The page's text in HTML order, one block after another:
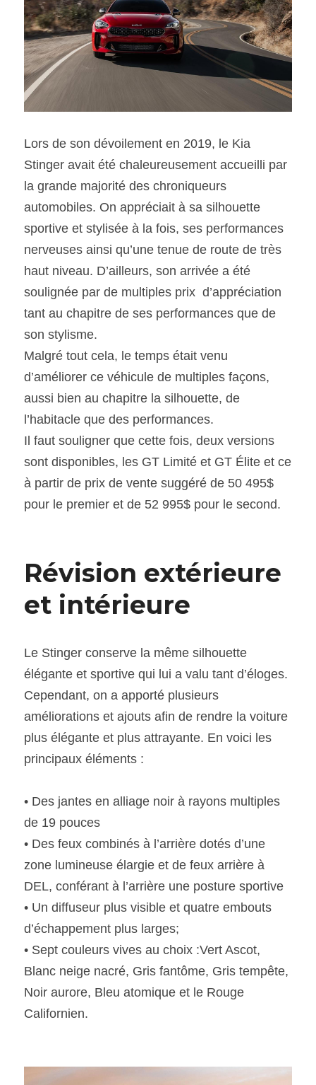
SOUMISSION RAPIDE
ASSURANCE
Lors de son dévoilement en 2019, le Kia
Stinger avait été chaleureusement accueilli par
la grande majorité des chroniqueurs
automobiles. On appréciait à sa silhouette
sportive et stylisée à la fois, ses performances
nerveuses ainsi qu’une tenue de route de très
haut niveau. D’ailleurs, son arrivée a été
soulignée par de multiples prix  d’appréciation
tant au chapitre de ses performances que de
son stylisme.
Malgré tout cela, le temps était venu
d’améliorer ce véhicule de multiples façons,
aussi bien au chapitre la silhouette, de
l’habitacle que des performances.
Il faut souligner que cette fois, deux versions
sont disponibles, les GT Limité et GT Élite et ce
à partir de prix de vente suggéré de 50 495$
pour le premier et de 52 995$ pour le second.
Révision extérieure
et intérieure
Le Stinger conserve la même silhouette
élégante et sportive qui lui a valu tant d’éloges.
Cependant, on a apporté plusieurs
améliorations et ajouts afin de rendre la voiture
plus élégante et plus attrayante. En voici les
principaux éléments :
• Des jantes en alliage noir à rayons multiples
de 19 pouces
• Des feux combinés à l’arrière dotés d’une
zone lumineuse élargie et de feux arrière à
DEL, conférant à l’arrière une posture sportive
• Un diffuseur plus visible et quatre embouts
d’échappement plus larges;
• Sept couleurs vives au choix :Vert Ascot,
Blanc neige nacré, Gris fantôme, Gris tempête,
Noir aurore, Bleu atomique et le Rouge
Californien.